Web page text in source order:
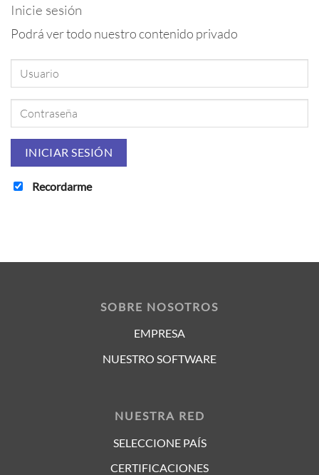
Inicie sesión
Podrá ver todo nuestro contenido privado
Recordarme
SOBRE NOSOTROS
EMPRESA
NUESTRO SOFTWARE
NUESTRA RED
SELECCIONE PAÍS
CERTIFICACIONES